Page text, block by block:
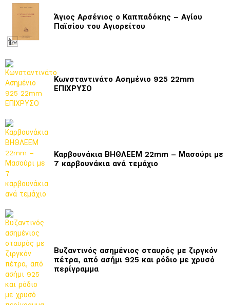
Άγιος Αρσένιος ο Καππαδόκης – Αγίου
Παϊσίου του Αγιορείτου
Κωνσταντινάτο Ασημένιο 925 22mm
ΕΠΙΧΡΥΣΟ
Καρβουνάκια ΒΗΘΛΕΕΜ 22mm – Μασούρι με
7 καρβουνάκια ανά τεμάχιο
Βυζαντινός ασημένιος σταυρός με ζιργκόν
πέτρα, από ασήμι 925 και ρόδιο με χρυσό
περίγραμμα